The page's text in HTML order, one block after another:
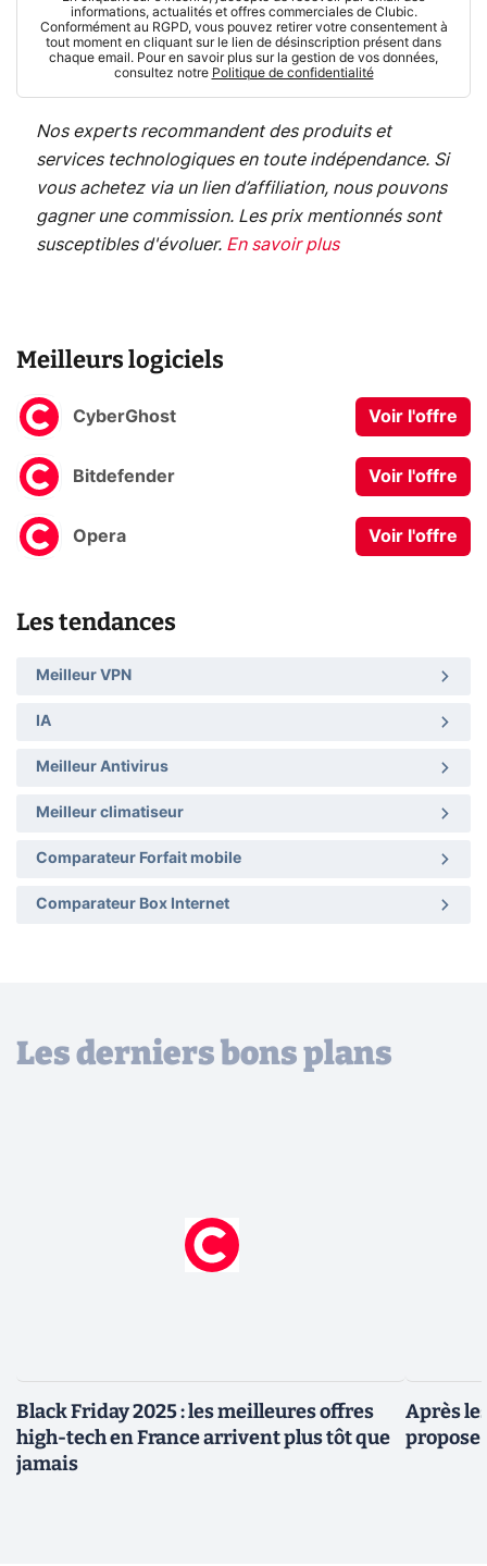
informations, actualités et offres commerciales de Clubic.
Conformément au RGPD, vous pouvez retirer votre consentement à
tout moment en cliquant sur le lien de désinscription présent dans
chaque email. Pour en savoir plus sur la gestion de vos données,
consultez notre Politique de confidentialité
Nos experts recommandent des produits et
services technologiques en toute indépendance. Si
vous achetez via un lien d’affiliation, nous pouvons
gagner une commission. Les prix mentionnés sont
susceptibles d'évoluer. En savoir plus
Meilleurs logiciels
CyberGhost Voir l'offre
Bitdefender Voir l'offre
Opera Voir l'offre
Les tendances
Meilleur VPN
IA
Meilleur Antivirus
Meilleur climatiseur
Comparateur Forfait mobile
Comparateur Box Internet
Les derniers bons plans
Black Friday 2025 : les meilleures offres
high-tech en France arrivent plus tôt que
jamais
Après
propose